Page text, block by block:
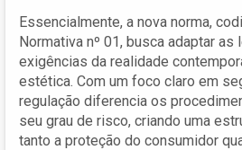
Essencialmente, a nova norma,
Normativa nº 01, busca adaptar
exigências da realidade
estética. Com um foco claro em
regulação diferencia os
seu grau de risco, criando uma
tanto a proteção do consumidor